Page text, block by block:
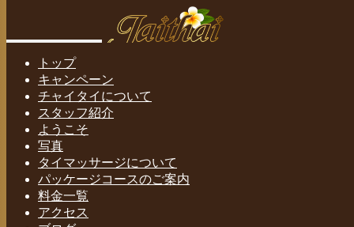
Toggle navigation
トップ
キャンペーン
チャイタイについて
スタッフ紹介
ようこそ
写真
タイマッサージについて
パッケージコースのご案内
料金一覧
アクセス
チャイタイ タイ古式マッサージ｜茨城
友部
--チャイ…
チャイタイ タイ古式マッサージ｜茨城 友部